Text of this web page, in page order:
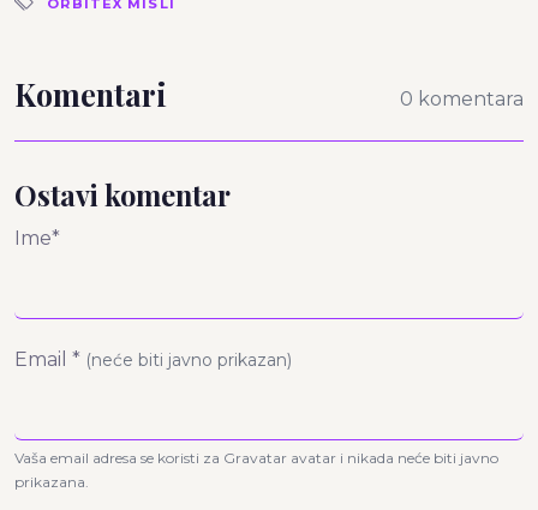
Komentari 0 komentara
Ostavi komentar
Ime*
Email * (neće biti javno prikazan)
Vaša email adresa se koristi za Gravatar avatar i nikada neće biti javno
prikazana.